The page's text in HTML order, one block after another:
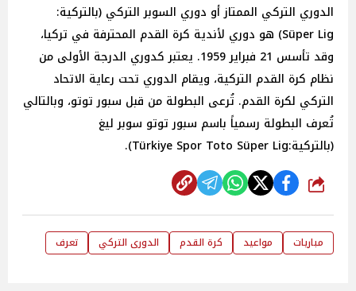
الدوري التركي الممتاز أو دوري السوبر التركي (بالتركية:
Süper Lig)‏ هو دوري لأندية كرة القدم المحترفة في تركيا،
وقد تأسس 21 فبراير 1959. يعتبر كدوري الدرجة الأولى من
نظام كرة القدم التركية، ويقام الدوري تحت رعاية الاتحاد
التركي لكرة القدم. تُرعى البطولة من قبل سبور توتو، وبالتالي
تُعرف البطولة رسمياً باسم سبور توتو سوبر ليغ
(بالتركية:Türkiye Spor Toto Süper Lig).
شارك
مباريات مواعيد كرة القدم الدورى التركي تعرف